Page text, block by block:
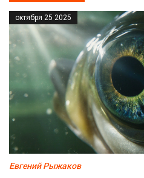
октября 25 2025
Евгений Рыжаков